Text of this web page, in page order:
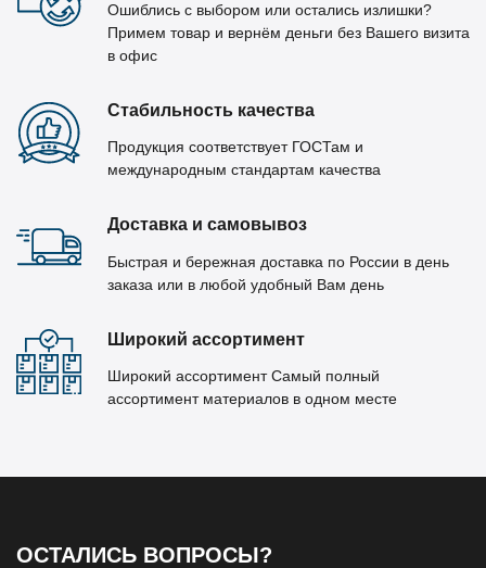
Ошиблись с выбором или остались излишки?
Примем товар и вернём деньги без Вашего визита
в офис
Стабильность качества
Продукция соответствует ГОСТам и
международным стандартам качества
Доставка и самовывоз
Быстрая и бережная доставка по России в день
заказа или в любой удобный Вам день
Широкий ассортимент
Широкий ассортимент Самый полный
ассортимент материалов в одном месте
ОСТАЛИСЬ ВОПРОСЫ?